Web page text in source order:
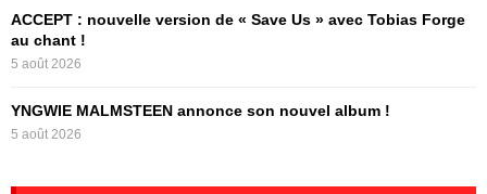
ACCEPT : nouvelle version de « Save Us » avec Tobias Forge
au chant !
5 août 2026
YNGWIE MALMSTEEN annonce son nouvel album !
5 août 2026